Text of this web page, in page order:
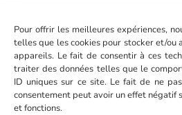
Pour offrir les meilleures expériences,
telles que les cookies pour stocker et/ou
appareils. Le fait de consentir à ces
traiter des données telles que le
ID uniques sur ce site. Le fait de ne
consentement peut avoir un effet négatif
et fonctions.
MERVEILLEUSE…
Tu possèdes une âme
Tu sais t’émerveiller d’un
qui éclot ou d’une belle